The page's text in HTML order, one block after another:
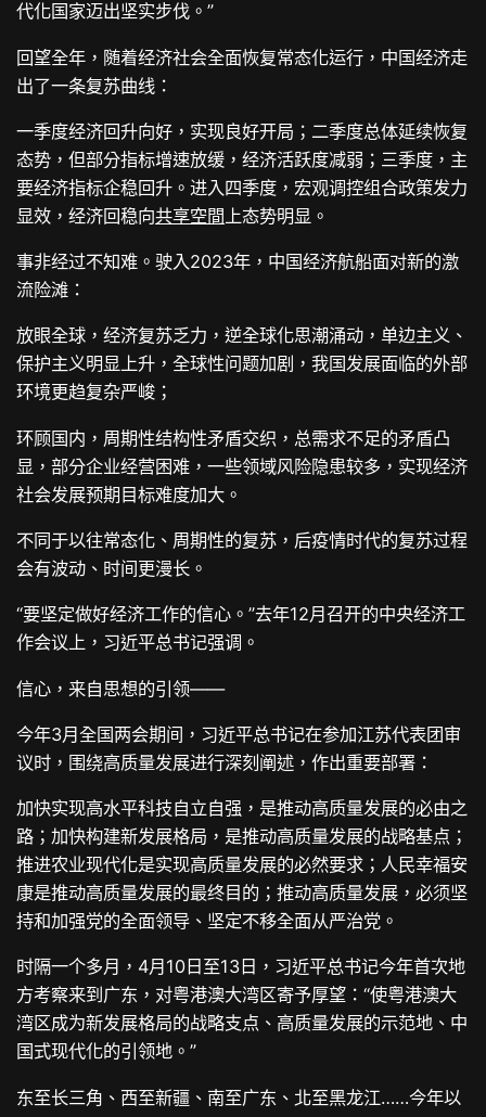
代化国家迈出坚实步伐。”
回望全年，随着经济社会全面恢复常态化运行，中国经济走
出了一条复苏曲线：
一季度经济回升向好，实现良好开局；二季度总体延续恢复
态势，但部分指标增速放缓，经济活跃度减弱；三季度，主
要经济指标企稳回升。进入四季度，宏观调控组合政策发力
显效，经济回稳向共享空間 上态势明显。
事非经过不知难。驶入2023年，中国经济航船面对新的激
流险滩：
放眼全球，经济复苏乏力，逆全球化思潮涌动，单边主义、
保护主义明显上升，全球性问题加剧，我国发展面临的外部
环境更趋复杂严峻；
环顾国内，周期性结构性矛盾交织，总需求不足的矛盾凸
显，部分企业经营困难，一些领域风险隐患较多，实现经济
社会发展预期目标难度加大。
不同于以往常态化、周期性的复苏，后疫情时代的复苏过程
会有波动、时间更漫长。
“要坚定做好经济工作的信心。”去年12月召开的中央经济工
作会议上，习近平总书记强调。
信心，来自思想的引领——
今年3月全国两会期间，习近平总书记在参加江苏代表团审
议时，围绕高质量发展进行深刻阐述，作出重要部署：
加快实现高水平科技自立自强，是推动高质量发展的必由之
路；加快构建新发展格局，是推动高质量发展的战略基点；
推进农业现代化是实现高质量发展的必然要求；人民幸福安
康是推动高质量发展的最终目的；推动高质量发展，必须坚
持和加强党的全面领导、坚定不移全面从严治党。
时隔一个多月，4月10日至13日，习近平总书记今年首次地
方考察来到广东，对粤港澳大湾区寄予厚望：“使粤港澳大
湾区成为新发展格局的战略支点、高质量发展的示范地、中
国式现代化的引领地。”
东至长三角、西至新疆、南至广东、北至黑龙江……今年以